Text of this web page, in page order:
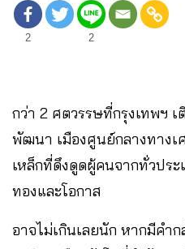
2 2
กว่า 2 ศตวรรษที่กรุงเทพฯ
พัฒนา เมืองศูนย์กลางทางเ
เหล็กที่ดึงดูดผู้คนจากทั่วประ
ทองและโอกาส
อาจไม่เกินเลยนัก หากมีคำก